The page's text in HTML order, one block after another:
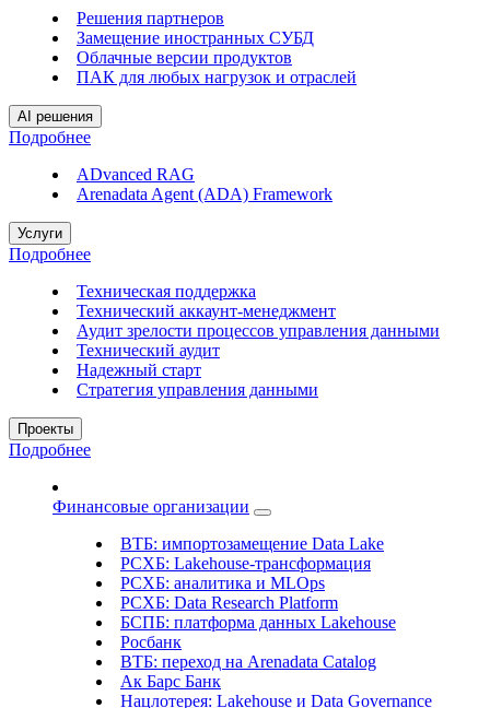
Решения партнеров
Замещение иностранных СУБД
Облачные версии продуктов
ПАК для любых нагрузок и отраслей
AI решения
Подробнее
ADvanced RAG
Arenadata Agent (ADA) Framework
Услуги
Подробнее
Техническая поддержка
Технический аккаунт-менеджмент
Аудит зрелости процессов управления данными
Технический аудит
Надежный старт
Стратегия управления данными
Проекты
Подробнее
Финансовые организации
ВТБ: импортозамещение Data Lake
РСХБ: Lakehouse-трансформация
РСХБ: аналитика и MLOps
РСХБ: Data Research Platform
БСПБ: платформа данных Lakehouse
Росбанк
ВТБ: переход на Arenadata Catalog
Ак Барс Банк
Нацлотерея: Lakehouse и Data Governance